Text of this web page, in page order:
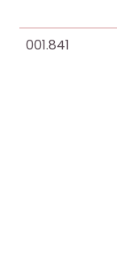
001.841